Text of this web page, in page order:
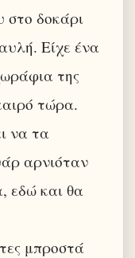
στο δοκάρι
Είχε ένα
της
τώρα.
να τα
αρνιόταν
εδώ και θα
μπροστά